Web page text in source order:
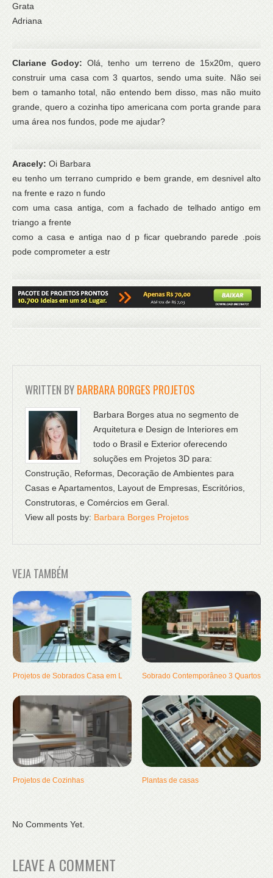
Grata
Adriana
Clariane Godoy:Olá, tenho um terreno de 15x20m, quero
construir uma casa com 3 quartos, sendo uma suite. Não sei
bem o tamanho total, não entendo bem disso, mas não muito
grande, quero a cozinha tipo americana com porta grande para
uma área nos fundos, pode me ajudar?
Aracely: Oi Barbara
eu tenho um terrano cumprido e bem grande, em desnivel alto
na frente e razo n fundo
com uma casa antiga, com a fachado de telhado antigo em
triango a frente
como a casa e antiga nao d p ficar quebrando parede .pois
pode comprometer a estr
WRITTEN BYBARBARA BORGES PROJETOS
Barbara Borges atua no segmento de
Arquitetura e Design de Interiores em
todo o Brasil e Exterior oferecendo
soluções em Projetos 3D para:
Construção, Reformas, Decoração de Ambientes para
Casas e Apartamentos, Layout de Empresas, Escritórios,
Construtoras, e Comércios em Geral.
View all posts by: Barbara Borges Projetos
VEJA TAMBÉM
Projetos de Sobrados Casa em L Sobrado Contemporâneo 3 Quartos
Projetos de Cozinhas Plantas de casas
No Comments Yet.
LEAVE A COMMENT